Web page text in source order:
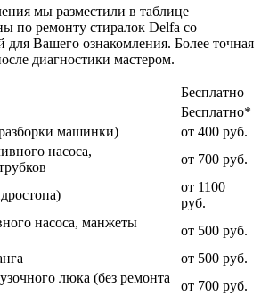
мы разместили в таблице
по ремонту стиралок Delfa со
для Вашего ознакомления. Более точная
диагностики мастером.
Бесплатно
Бесплатно*
машинки)
от 400 руб.
насоса,
от 700 руб.
от 1100
руб.
насоса, манжеты
от 500 руб.
от 500 руб.
люка (без ремонта
от 700 руб.